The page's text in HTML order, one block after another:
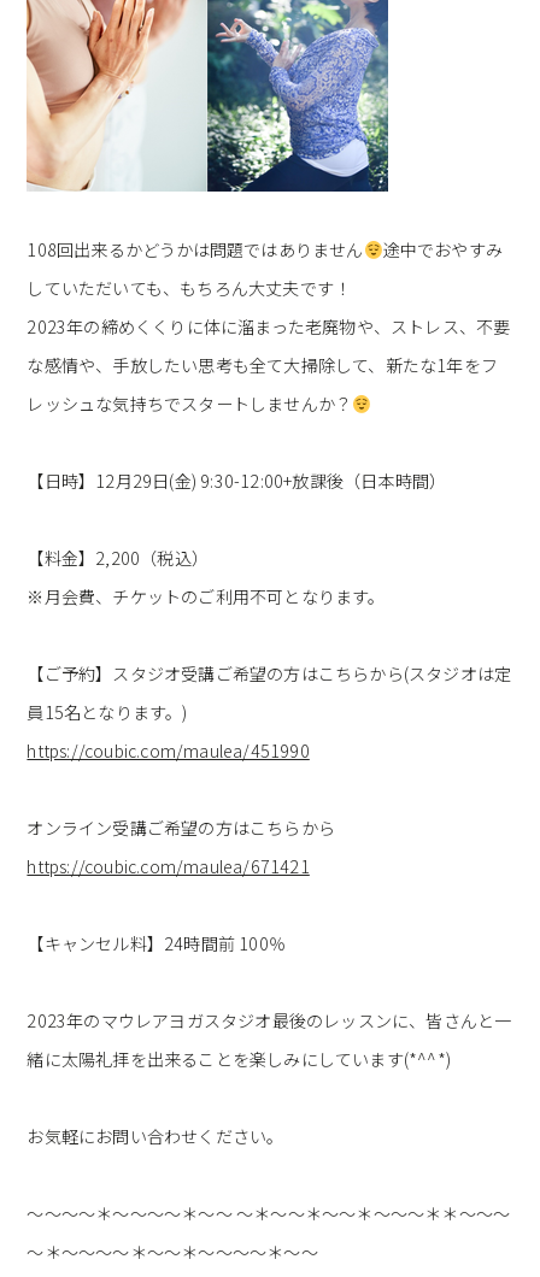
108回出来るかどうかは問題ではありません
途中でおやすみ
していただいても、もちろん大丈夫です！
2023年の締めくくりに体に溜まった老廃物や、ストレス、不要
な感情や、手放したい思考も全て大掃除して、新たな1年をフ
レッシュな気持ちでスタートしませんか？
【日時】12月29日(金) 9:30-12:00+放課後（日本時間）
【料金】2,200（税込）
※月会費、チケットのご利用不可となります。
【ご予約】スタジオ受講ご希望の方はこちらから(スタジオは定
員15名となります。)
https://coubic.com/maulea/451990
オンライン受講ご希望の方はこちらから
https://coubic.com/maulea/671421
【キャンセル料】24時間前 100％
2023年のマウレアヨガスタジオ最後のレッスンに、皆さんと一
緒に太陽礼拝を出来ることを楽しみにしています(*^^*)
お気軽にお問い合わせください。
～～～～＊～～～～＊～～ ～＊～～＊～～＊～～～＊＊～～～
～＊～～～～＊～～＊～～～～＊～～